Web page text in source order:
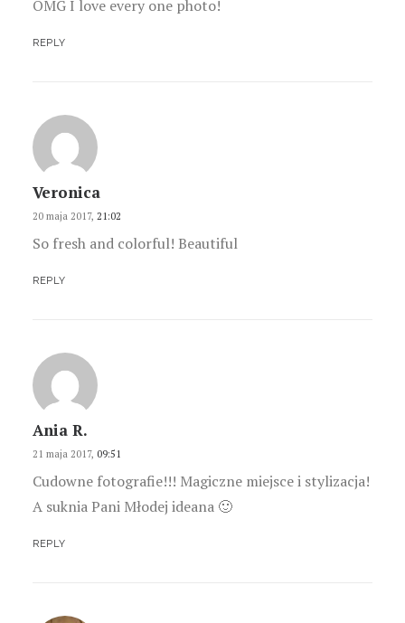
OMG I love every one photo!
REPLY
Veronica
20 maja 2017, 21:02
So fresh and colorful! Beautiful
REPLY
Ania R.
21 maja 2017, 09:51
Cudowne fotografie!!! Magiczne miejsce i stylizacja!
A suknia Pani Młodej ideana 🙂
REPLY